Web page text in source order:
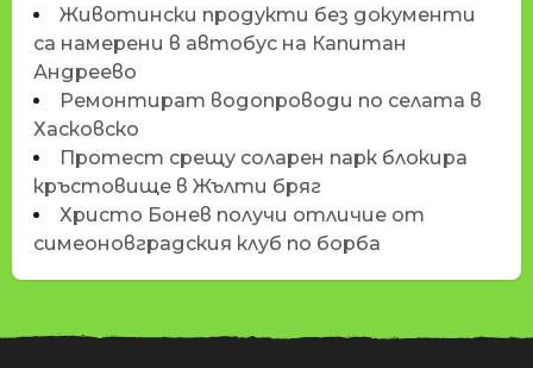
Животински продукти без документи
са намерени в автобус на Капитан
Андреево
Ремонтират водопроводи по селата в
Хасковско
Протест срещу соларен парк блокира
кръстовище в Жълти бряг
Христо Бонев получи отличие от
симеоновградския клуб по борба